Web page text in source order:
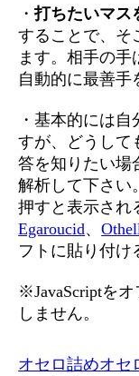
・打ちたいマス
することで、そ
ます。相手の
自動的に最善手
・基本的には
すが、どうして
答を知りたい場
解析して下さい。
押すと表示され
Egaroucid、
フトに貼り付け
※JavaScriptを
しません。
オセロ詰めオセ